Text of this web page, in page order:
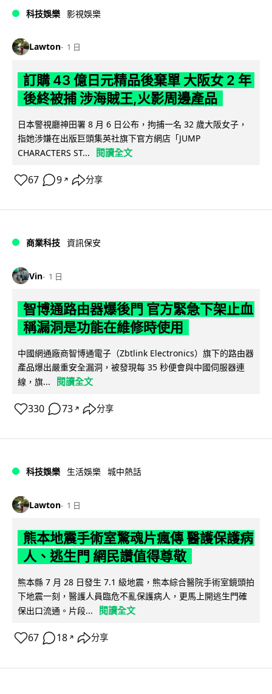
科技娛樂 影視娛樂
Lawton 1 日
訂購 43 億日元精品後棄單 大阪女 2 年
後終被捕 涉海賊王,火影周邊產品
日本警視廳神田署 8 月 6 日公布，拘捕一名 32 歲大阪女子，
指她涉嫌在出版巨頭集英社旗下官方網店「JUMP
CHARACTERS ST...
閱讀全文
67 9 ↗ 分享
商業科技 資訊保安
Vin 1 日
智博通路由器爆後門 官方緊急下架止血
稱漏洞是功能在維修時使用
中國網通廠商智博通電子（Zbtlink Electronics）旗下的路由器
產品爆出嚴重安全漏洞，被發現每 35 秒便會與中國伺服器連
線，旗...
閱讀全文
330 73 ↗ 分享
科技娛樂 生活娛樂 城中熱話
Lawton 1 日
熊本地震手術室驚魂片瘋傳 醫護保護病
人、逃生門 網民讚值得尊敬
熊本縣 7 月 28 日發生 7.1 級地震，熊本綜合醫院手術室鏡頭拍
下地震一刻，醫護人員臨危不亂保護病人，更馬上開逃生門確
保出口流通。片段...
閱讀全文
67 18 ↗ 分享